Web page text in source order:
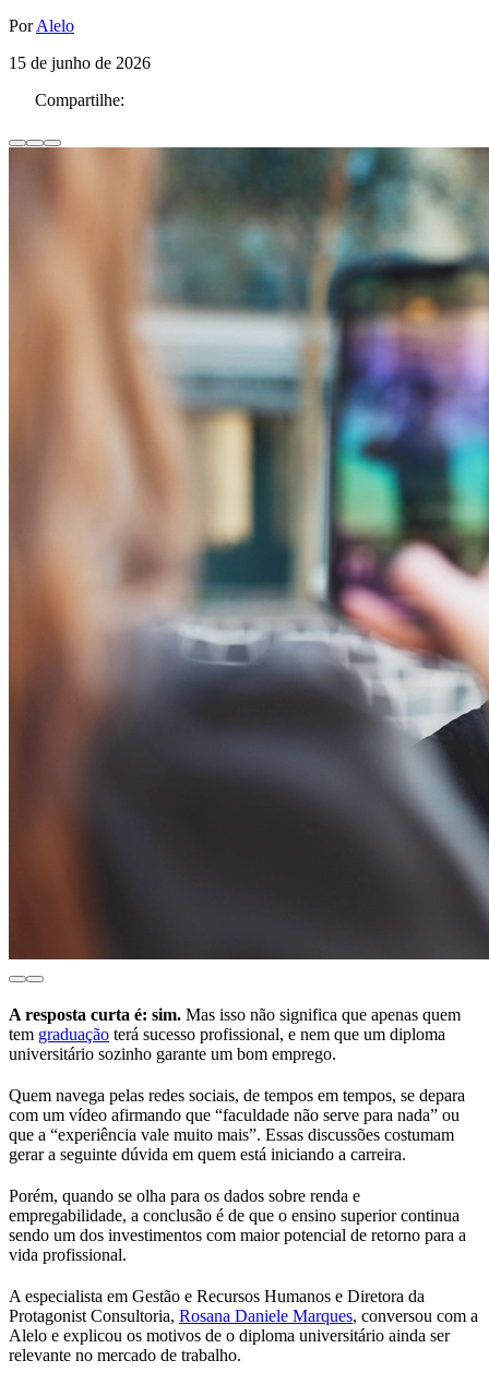
PorAlelo
15 de junho de 2026
Compartilhe:
A resposta curta é: sim. Mas isso não significa que apenas quem
tem graduação terá sucesso profissional, e nem que um diploma
universitário sozinho garante um bom emprego.
Quem navega pelas redes sociais, de tempos em tempos, se depara
com um vídeo afirmando que “faculdade não serve para nada” ou
que a “experiência vale muito mais”. Essas discussões costumam
gerar a seguinte dúvida em quem está iniciando a carreira.
Porém, quando se olha para os dados sobre renda e
empregabilidade, a conclusão é de que o ensino superior continua
sendo um dos investimentos com maior potencial de retorno para a
vida profissional.
A especialista em Gestão e Recursos Humanos e Diretora da
Protagonist Consultoria, Rosana Daniele Marques, conversou com a
Alelo e explicou os motivos de o diploma universitário ainda ser
relevante no mercado de trabalho.